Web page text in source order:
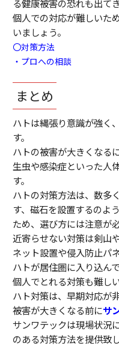
る健康被害の恐れも出てき
個人での対応が難しいた
いましょう。
〇対策方法
・プロへの相談
まとめ
ハトは縄張り意識が強く
す。
ハトの被害が大きくなる
生虫や感染症といった人
す。
ハトの対策方法は、数多
す、磁石を設置するのよ
ため、選び方には注意が必
近寄らせない対策は剣山
ネット設置や侵入防止パ
ハトが居住圏に入り込ん
個人でとれる対策も難し
ハト対策は、早期対応が
被害が大きくなる前にサ
サンワテックは現場状況
のある対策方法を提供致し